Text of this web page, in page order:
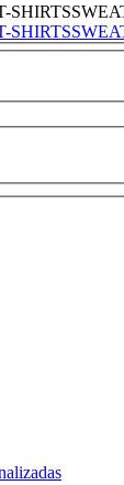
SHIRTS
SHIRTS